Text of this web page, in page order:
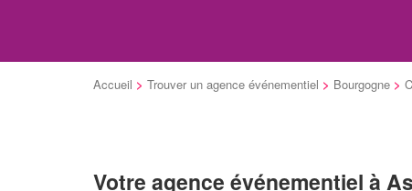
Accueil > Trouver un agence événementiel > Bourgogne >
Votre agence événementiel à